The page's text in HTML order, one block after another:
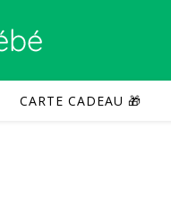
CARTE CADEAU 🎁